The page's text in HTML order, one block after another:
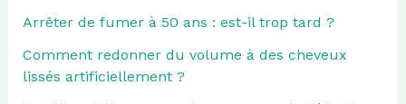
Arrêter de fumer à 50 ans : est-il trop tard ?
Comment redonner du volume à des cheveux
lissés artificiellement ?